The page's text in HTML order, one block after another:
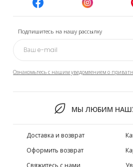
Подпишитесь на нашу рассылку
Ознакомьтесь с нашим уведомлением о
МЫ ЛЮБИМ
Доставка и возврат
Оформить возврат
Свяжитесь с нами